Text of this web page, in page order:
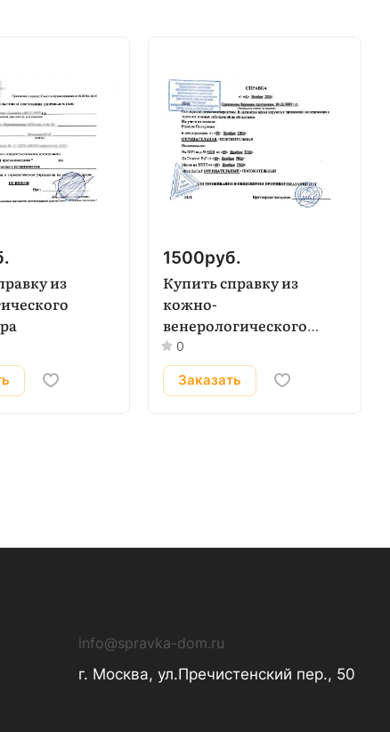
из
1500руб.
Купить справку из
кожно-
венерологического
диспансера (КВД)
0
Заказать
info@spravka-dom.ru
г. Москва, ул.Пречистенский пер., 50